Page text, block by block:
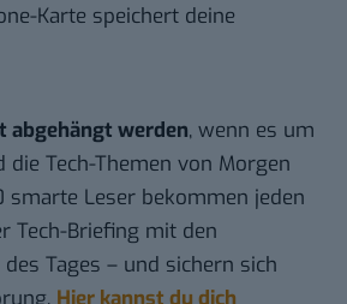
Karte speichert deine
abgehängt werden, wenn es um
die Tech-Themen von Morgen
smarte Leser bekommen jeden
Tech-Briefing mit den
Tages – und sichern sich
Hier kannst du dich